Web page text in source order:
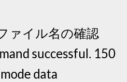
ァイル名の確認
successful. 150
data